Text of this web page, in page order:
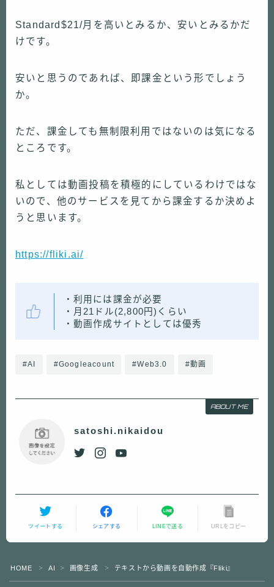
Standard$21/月を高いとみるか、安いとみるかだ
けです。
安いと思うのであれば、即課金という形でしょう
か。
ただ、課金しても無制限利用ではないのは気になる
ところです。
私としては動画投稿を積極的にしているわけではな
いので、他のサービスを見てから課金するか決めよ
うと思います。
https://fliki.ai/
・利用には課金が必要
・月21ドル(2,800円)くらい
・動画作成サイトとしては優秀
#AI #Googleacount #Web3.0 #動画
ABOUT ME
satoshi.nikaidou
ツイートする シェアする LINEで送る URLをコピー
HOME ＞ AI ＞ 画像生成 ＞ テキストから動画を自動作成『Fliki』